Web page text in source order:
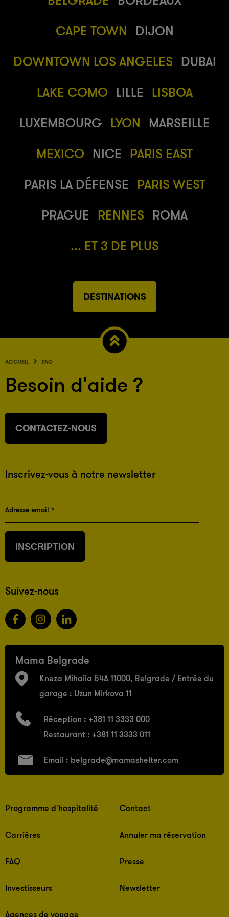
CAPE TOWN
DIJON
DOWNTOWN LOS ANGELES
DUBAI
LAKE COMO
LILLE
LISBOA
LUXEMBOURG LYON
MARSEILLE
MEXICO
NICE
PARIS EAST
PARIS LA DÉFENSE
PARIS WEST
PRAGUE
RENNES
ROMA
... ET 3 DE PLUS
DESTINATIONS
ACCUEIL FAQ
Besoin d'aide ?
CONTACTEZ-NOUS
Inscrivez-vous à notre newsletter
Adresse email *
INSCRIPTION
Suivez-nous
Mama Belgrade
Kneza Mihaila 54A 11000, Belgrade / Entrée du
garage : Uzun Mirkova 11
Réception : +381 11 3333 000
Restaurant : +381 11 3333 011
Email : belgrade@mamashelter.com
Programme d'hospitalité Contact
Carrières Annuler ma réservation
FAQ Presse
Investisseurs Newsletter
Agences de voyage